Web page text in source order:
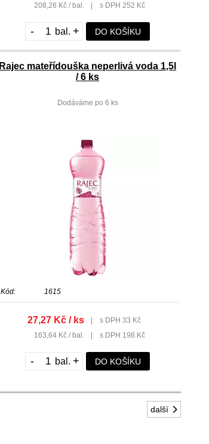
208,26 Kč / bal.
s DPH 252 Kč
- + DO KOŠÍKU
Rajec mateřídouška neperlivá voda 1,5l
/ 6 ks
Dodáváme po 6 ks
Kód: 1615
27,27 Kč / ks
s DPH 33 Kč
163,64 Kč / bal.
s DPH 198 Kč
- + DO KOŠÍKU
další